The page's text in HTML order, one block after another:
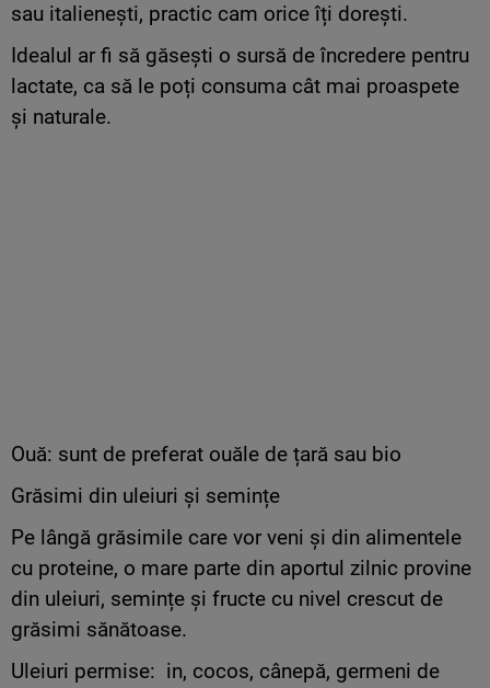
sau italienești, practic cam orice îți dorești.
Idealul ar fi să găsești o sursă de încredere pentru
lactate, ca să le poți consuma cât mai proaspete
și naturale.
Ouă: sunt de preferat ouăle de țară sau bio
Grăsimi din uleiuri și semințe
Pe lângă grăsimile care vor veni și din alimentele
cu proteine, o mare parte din aportul zilnic provine
din uleiuri, semințe și fructe cu nivel crescut de
grăsimi sănătoase.
Uleiuri permise: in, cocos, cânepă, germeni de